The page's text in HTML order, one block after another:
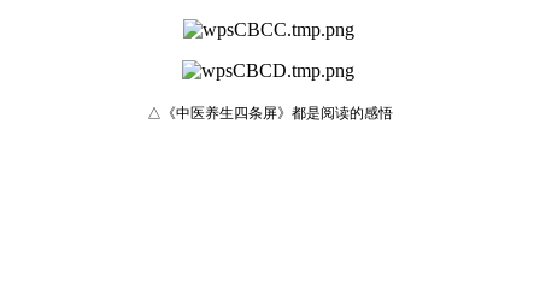
△《中医养生四条屏》都是阅读的感悟